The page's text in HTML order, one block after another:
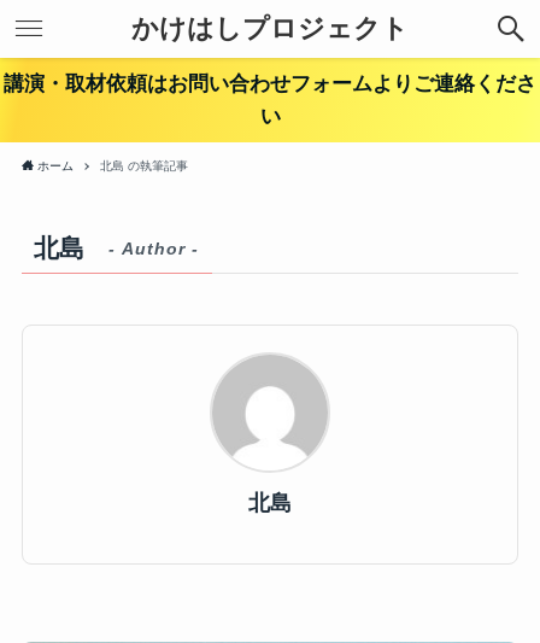
かけはしプロジェクト
講演・取材依頼はお問い合わせフォームよりご連絡くださ
い
ホーム 北島 の執筆記事
北島 - Author -
北島